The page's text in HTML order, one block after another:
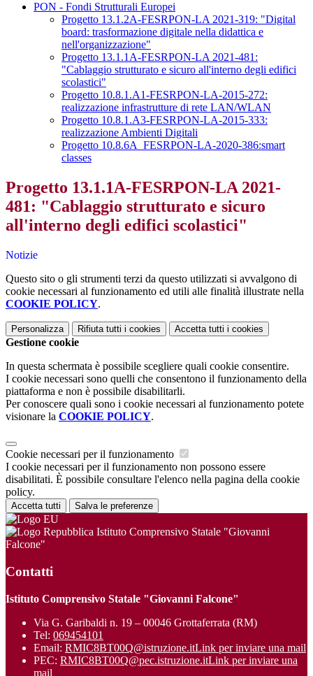
PON - Fondi Strutturali Europei
Progetto 13.1.2A-FESRPON-LA 2021-319: "Digital
board: trasformazione digitale nella didattica e
nell'organizzazione"
Progetto 13.1.1A-FESRPON-LA 2021-481:
"Cablaggio strutturato e sicuro all'interno degli edifici
scolastici"
Progetto 10.8.1.A1-FESRPON-LA-2015-272:
realizzazione infrastrutture di rete LAN/WLAN
Progetto 10.8.1.A3-FESRPON-LA-2015-333:
realizzazione Ambienti Digitali
Progetto 10.8.6A_FESRPON-LA-2020-386:smart
classes
Progetto 13.1.1A-FESRPON-LA 2021-
481: "Cablaggio strutturato e sicuro
all'interno degli edifici scolastici"
Notizie
Questo sito o gli strumenti terzi da questo utilizzati si avvalgono di
cookie necessari al funzionamento ed utili alle finalità illustrate nella
COOKIE POLICY.
Personalizza Rifiuta tutti i cookies Accetta tutti i cookies
Gestione cookie
In questa schermata è possibile scegliere quali cookie consentire.
I cookie necessari sono quelli che consentono il funzionamento della
piattaforma e non è possibile disabilitarli.
Per conoscere quali sono i cookie necessari al funzionamento potete
visionare la COOKIE POLICY.
Cookie necessari per il funzionamento
I cookie necessari per il funzionamento non possono essere
disabilitati. È possibile consultare l'elenco nella pagina della cookie
policy.
Accetta tutti Salva le preferenze
Istituto Comprensivo Statale "Giovanni
Falcone"
Contatti
Istituto Comprensivo Statale "Giovanni Falcone"
Via G. Garibaldi n. 19 – 00046 Grottaferrata (RM)
Tel: 069454101
Email: RMIC8BT00Q@istruzione.itLink per inviare una mail
PEC: RMIC8BT00Q@pec.istruzione.itLink per inviare una
mail